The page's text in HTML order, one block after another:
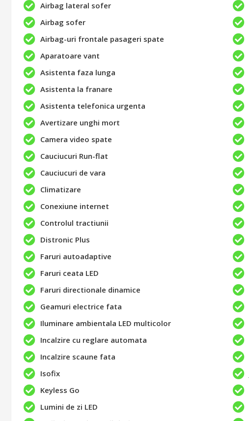
Airbag lateral sofer
Airbag sofer
Airbag-uri frontale pasageri spate
Aparatoare vant
Asistenta faza lunga
Asistenta la franare
Asistenta telefonica urgenta
Avertizare unghi mort
Camera video spate
Cauciucuri Run-flat
Cauciucuri de vara
Climatizare
Conexiune internet
Controlul tractiunii
Distronic Plus
Faruri autoadaptive
Faruri ceata LED
Faruri directionale dinamice
Geamuri electrice fata
Iluminare ambientala LED multicolor
Incalzire cu reglare automata
Incalzire scaune fata
Isofix
Keyless Go
Lumini de zi LED